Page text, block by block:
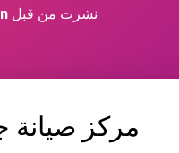
نشرت من قبل
مركز